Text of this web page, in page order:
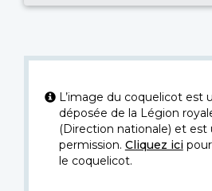
L’image du coquelicot est
déposée de la Légion
(Direction nationale) et est
permission. Cliquez icipour
le coquelicot.